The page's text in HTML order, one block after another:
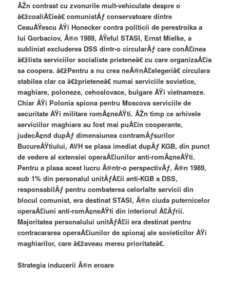
ÃŽn contrast cu zvonurile mult-vehiculate despre o
â€žcoaliÅ£ieâ€ comunistÄƒ conservatoare dintre
CeauÅŸescu ÅŸi Honecker contra politicii de perestroika a
lui Gorbaciov, Ã®n 1989, ÅŸeful STASI, Ernst Mielke, a
subliniat excluderea DSS dintr-o circularÄƒ care conÅ£inea
â€žlista serviciilor socialiste prieteneâ€ cu care organizaÅ£ia
sa coopera. â€žPentru a nu crea neÃ®nÅ£elegeriâ€ circulara
stabilea clar ca â€žprieteneâ€ numai serviciile sovietice,
maghiare, poloneze, cehoslovace, bulgare ÅŸi vietnameze.
Chiar ÅŸi Polonia spiona pentru Moscova serviciile de
securitate ÅŸi militare romÃ¢neÅŸti. ÃŽn timp ce arhivele
serviciilor maghiare au fost mai puÅ£in cooperante,
judecÃ¢nd dupÄƒ dimensiunea contramÄƒsurilor
BucureÅŸtiului, AVH se plasa imediat dupÄƒ KGB, din punct
de vedere al extensiei operaÅ£iunilor anti-romÃ¢neÅŸti.
Pentru a plasa acest lucru Ã®ntr-o perspectivÄƒ, Ã®n 1989,
sub 1% din personalul unitÄƒÅ£ii anti-KGB a DSS,
responsabilÄƒ pentru combaterea celorlalte servicii din
blocul comunist, era destinat STASI, Ã®n ciuda puternicelor
operaÅ£iuni anti-romÃ¢neÅŸti din interiorul Å£Äƒrii.
Majoritatea personalului unitÄƒÅ£ii era destinat pentru
contracararea operaÅ£iunilor de spionaj ale sovieticilor ÅŸi
maghiarilor, care â€žaveau mereu prioritateâ€.
Strategia inducerii Ã®n eroare